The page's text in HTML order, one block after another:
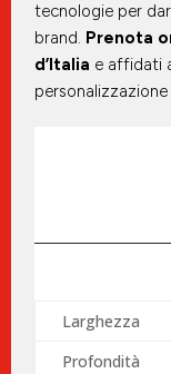
tecnologie per
brand. Prenota
d’Italia e affidati
Larghezza
Profondità